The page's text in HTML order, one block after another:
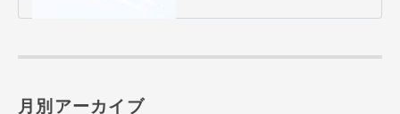
月別アーカイブ